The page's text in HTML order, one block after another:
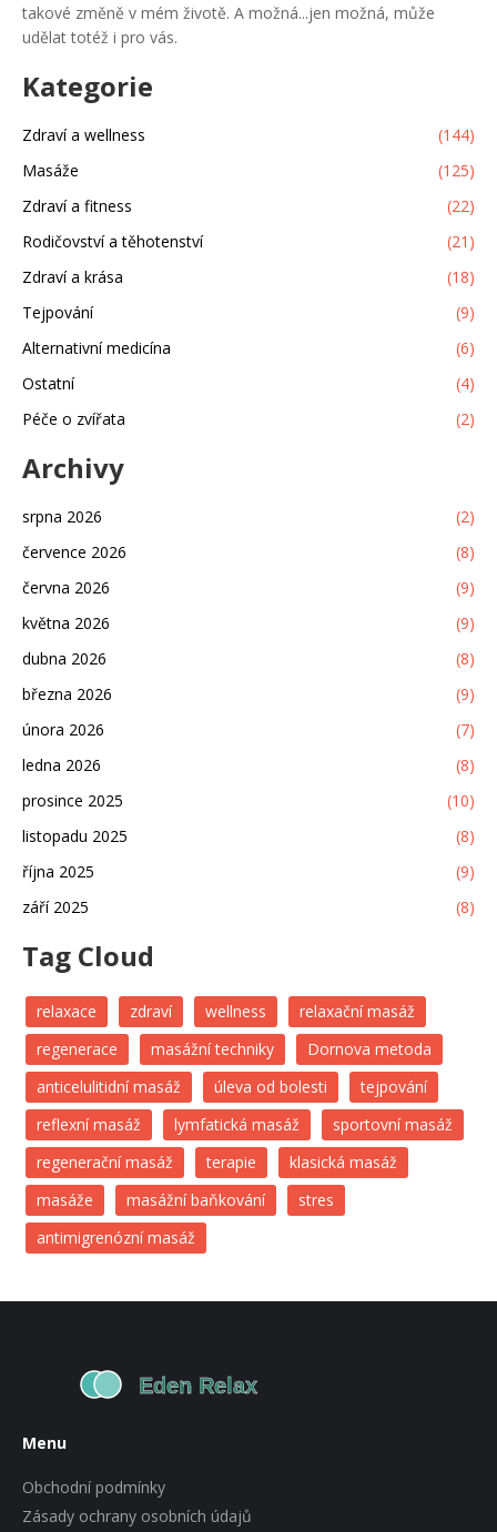
takové změně v mém životě. A možná...jen možná, může
udělat totéž i pro vás.
Kategorie
Zdraví a wellness
(144)
Masáže
(125)
Zdraví a fitness
(22)
Rodičovství a těhotenství
(21)
Zdraví a krása
(18)
Tejpování
(9)
Alternativní medicína
(6)
Ostatní
(4)
Péče o zvířata
(2)
Archivy
srpna 2026
(2)
července 2026
(8)
června 2026
(9)
května 2026
(9)
dubna 2026
(8)
března 2026
(9)
února 2026
(7)
ledna 2026
(8)
prosince 2025
(10)
listopadu 2025
(8)
října 2025
(9)
září 2025
(8)
Tag Cloud
relaxace zdraví wellness
relaxační masáž
regenerace
masážní techniky
Dornova metoda
anticelulitidní masáž
úleva od bolesti
tejpování
reflexní masáž
lymfatická masáž
sportovní masáž
regenerační masáž
terapie
klasická masáž
masáže
masážní baňkování
stres
antimigrenózní masáž
Menu
Obchodní podmínky
Zásady ochrany osobních údajů